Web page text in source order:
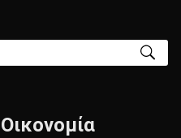
Οικονομία